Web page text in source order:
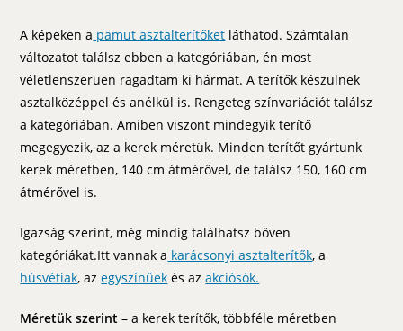
A képeken a pamut asztalterítőket láthatod. Számtalan
változatot találsz ebben a kategóriában, én most
véletlenszerüen ragadtam ki hármat. A terítők készülnek
asztalközéppel és anélkül is. Rengeteg színvariációt találsz
a kategóriában. Amiben viszont mindegyik terítő
megegyezik, az a kerek méretük. Minden terítőt gyártunk
kerek méretben, 140 cm átmérővel, de találsz 150, 160 cm
átmérővel is.
Igazság szerint, még mindig találhatsz bőven
kategóriákat.Itt vannak a karácsonyi asztalterítők, a
húsvétiak, azegyszínűek és azakciósók.
Méretük szerint – a kerek terítők, többféle méretben